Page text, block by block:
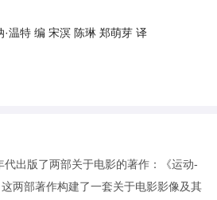
温特 编 宋溟 陈琳 郑萌芽 译
代出版了两部关于电影的著作：《运动-
两部著作构建了一套关于电影影像及其